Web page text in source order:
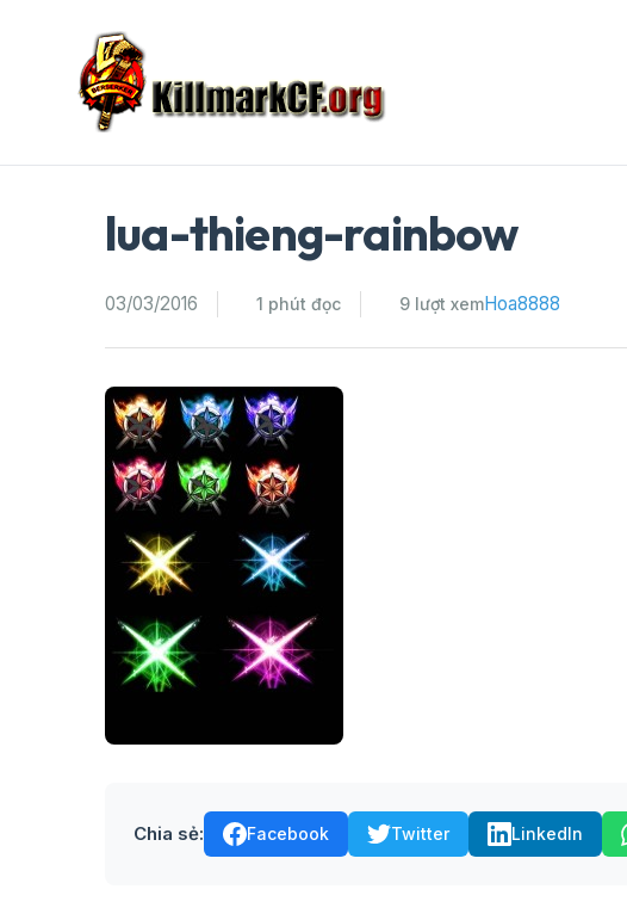
lua-thieng-rainbow
03/03/2016 1 phút đọc 9 lượt xemHoa8888
Chia sẻ: Facebook Twitter LinkedIn